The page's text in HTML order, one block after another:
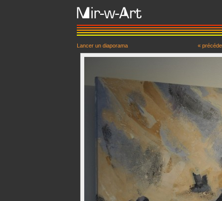
Lancer un diaporama «